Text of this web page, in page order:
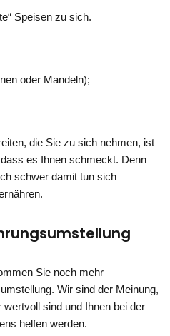
Speisen zu sich.
oder Mandeln);
die Sie zu sich nehmen, ist
es Ihnen schmeckt. Denn
schwer damit tun sich
Sie noch mehr
Wir sind der Meinung,
sind und Ihnen bei der
helfen werden.